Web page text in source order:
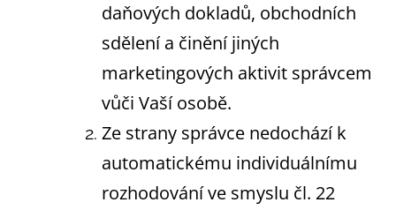
daňových dokladů, obchodních
sdělení a činění jiných
marketingových aktivit správcem
vůči Vaší osobě.
Ze strany správce nedochází k
automatickému individuálnímu
rozhodování ve smyslu čl. 22